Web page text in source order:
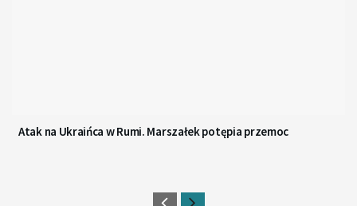
Atak na Ukraińca w Rumi. Marszałek potępia przemoc